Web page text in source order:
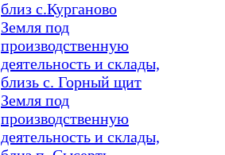
близ с.Курганово
Земля под
производственную
деятельность и склады,
близь с. Горный щит
Земля под
производственную
деятельность и склады,